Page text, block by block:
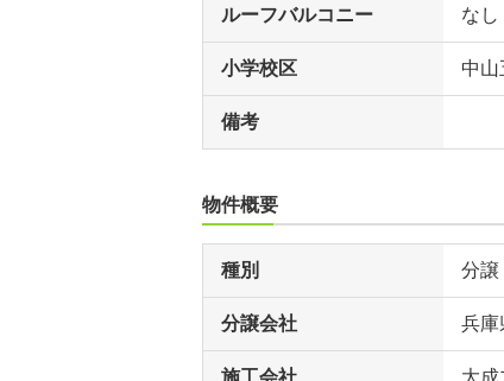
ルーフバルコニー なし
小学校区 中山
備考
物件概要
種別 分譲
分譲会社 兵庫
施工会社 大成